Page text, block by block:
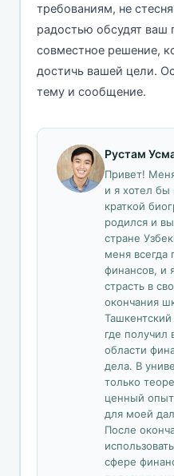
требованиям, не
радостью обсудят ваш
совместное решение,
достичь вашей цели.
тему и сообщение.
Рустам
Привет!
и я хотел бы
краткой
родился и
стране
меня всегда
финансов, и
страсть в
окончания
где получил
области
дела. В
только
ценный
для моей
После
сфере